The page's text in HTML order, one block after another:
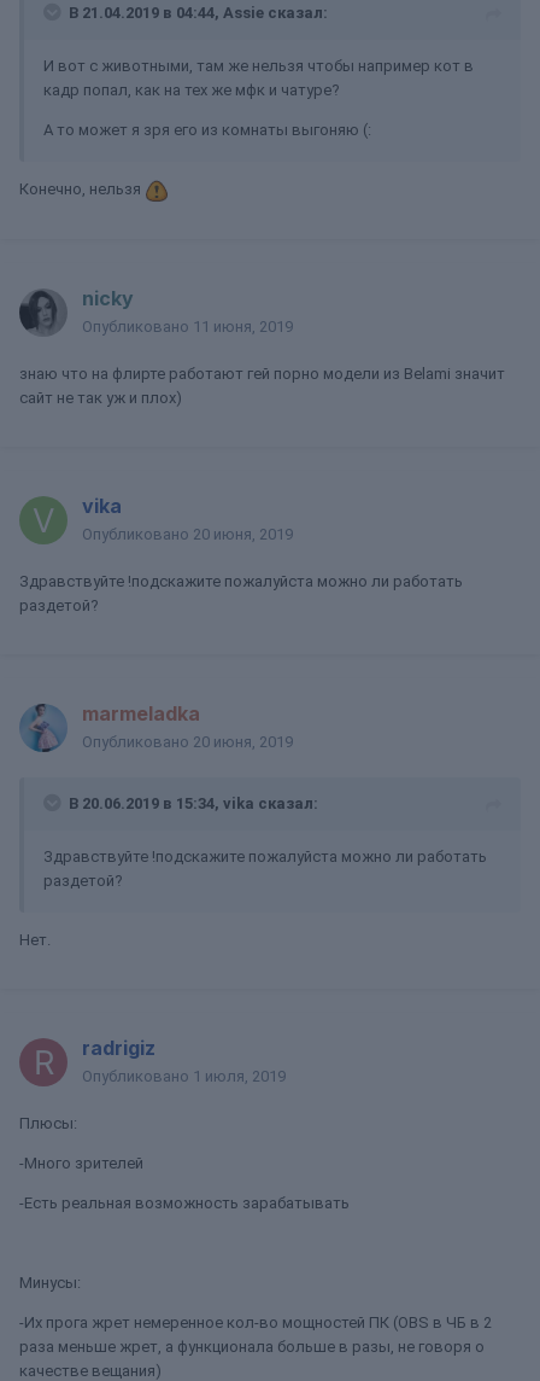
В 21.04.2019 в 04:44, Assie сказал:
И вот с животными, там же нельзя чтобы например кот в
кадр попал, как на тех же мфк и чатуре?
А то может я зря его из комнаты выгоняю (:
Конечно, нельзя
nicky
Опубликовано 11 июня, 2019
знаю что на флирте работают гей порно модели из Belami значит
сайт не так уж и плох)
vika
Опубликовано 20 июня, 2019
Здравствуйте !подскажите пожалуйста можно ли работать
раздетой?
marmeladka
Опубликовано 20 июня, 2019
В 20.06.2019 в 15:34, vika сказал:
Здравствуйте !подскажите пожалуйста можно ли работать
раздетой?
Нет.
radrigiz
Опубликовано 1 июля, 2019
Плюсы:
-Много зрителей
-Есть реальная возможность зарабатывать
Минусы:
-Их прога жрет немеренное кол-во мощностей ПК (OBS в ЧБ в 2
раза меньше жрет, а функционала больше в разы, не говоря о
качестве вещания)